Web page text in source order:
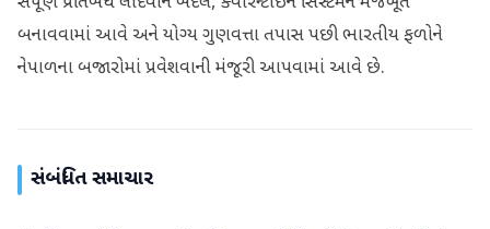
બનાવવામાં આવે અને યોગ્ય ગુણવત્તા તપાસ પછી ભારતીય ફળોને
નેપાળના બજારોમાં પ્રવેશવાની મંજૂરી આપવામાં આવે છે.
સંબંધિત સમાચાર